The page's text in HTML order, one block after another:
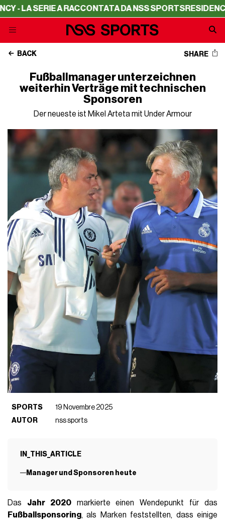
SERIE A RACCONTATA DA NSS SPORTSRESIDENCY - LA
BACK SHARE
Fußballmanager unterzeichnen
weiterhin Verträge mit technischen
Sponsoren
Der neueste ist Mikel Arteta mit Under Armour
SPORTS
19 Novembre 2025
AUTOR
nss sports
IN_THIS_ARTICLE
Manager und Sponsoren heute
Das Jahr 2020markierte einen Wendepunkt für das
Fußballsponsoring, als Marken feststellten, dass einige